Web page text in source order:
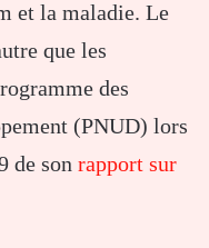
et la maladie. Le
que les
des
(PNUD) lors
de son rapport sur